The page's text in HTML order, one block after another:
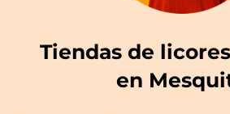
Tiendas de
en